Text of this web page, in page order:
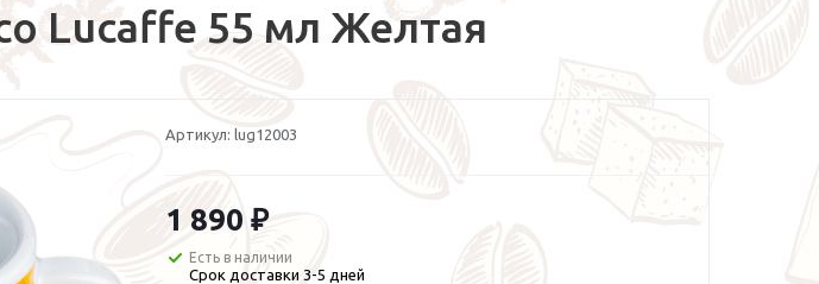
Lucaffe 55 мл Желтая
Артикул: lug12003
1 890 ₽
Есть в наличии
Срок доставки 3-5 дней